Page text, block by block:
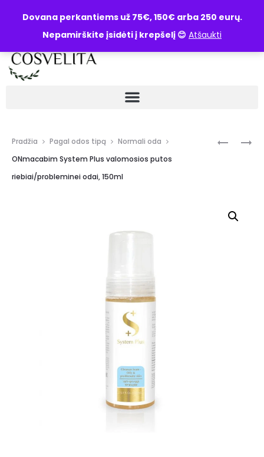
Dovana perkantiems už 75€, 150€ arba 250 eurų.
Nepamirškite įsidėti į krepšelį 😊 Atšaukti
UŽKLAUSA
Pradžia Pagal odos tipą
Normali oda
ONmacabim System Plus valomosios putos
riebiai/probleminei odai, 150ml